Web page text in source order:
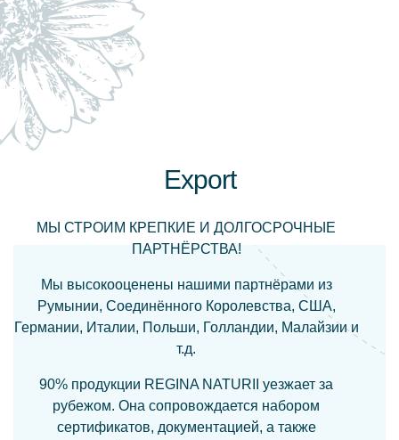
Export
МЫ СТРОИМ КРЕПКИЕ И ДОЛГОСРОЧНЫЕ
ПАРТНЁРСТВА!
Мы высокооценены нашими партнёрами из
Румынии, Соединённого Королевства, США,
Германии, Италии, Польши, Голландии, Малайзии и
т.д.
90% продукции REGINA NATURII уезжает за
рубежом. Она сопровождается набором
сертификатов, документацией, а также